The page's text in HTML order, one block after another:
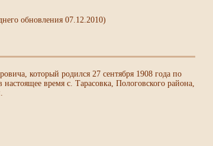
обновления 07.12.2010)
который родился 27 сентября 1908 года по
время с. Тарасовка, Пологовского района,